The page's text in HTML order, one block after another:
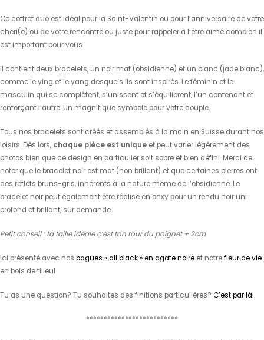
Ce coffret duo est idéal pour la Saint-Valentin ou pour l’anniversaire de votre
chéri(e) ou de votre rencontre ou juste pour rappeler à l’être aimé combien il
est important pour vous.
Il contient deux bracelets, un noir mat (obsidienne) et un blanc (jade blanc),
comme le ying et le yang desquels ils sont inspirés. Le féminin et le
masculin qui se complètent, s’unissent et s’équilibrent, l’un contenant et
renforçant l’autre. Un magnifique symbole pour votre couple.
Tous nos bracelets sont créés et assemblés à la main en Suisse durant nos
loisirs. Dès lors, chaque pièce est unique et peut varier légèrement des
photos bien que ce design en particulier soit sobre et bien défini. Merci de
noter que le bracelet noir est mat (non brillant) et que certaines pierres ont
des reflets bruns-gris, inhérents à la nature même de l’obsidienne. Le
bracelet noir peut également être réalisé en onxy pour un rendu noir uni
profond et brillant, sur demande.
Petit conseil : ta taille idéale c’est ton tour du poignet + 2cm
Ici présenté avec nos bagues « all black » en agate noire et notrefleur de vie
en bois de tilleul
Tu as une question? Tu souhaites des finitions particulières? C’est par là!
**************************